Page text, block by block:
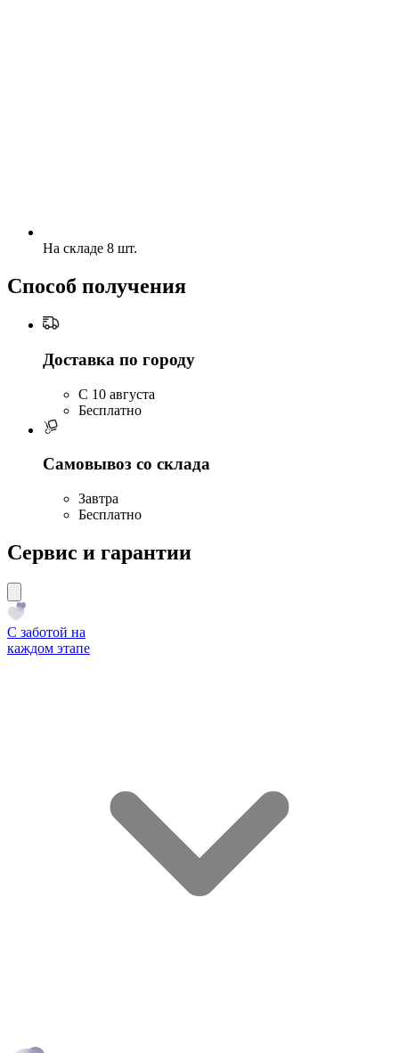
На складе 8 шт.
Способ получения
Доставка по городу
C 10 августа
Бесплатно
Самовывоз со склада
Завтра
Бесплатно
Сервис и гарантии
С заботой на
каждом этапе